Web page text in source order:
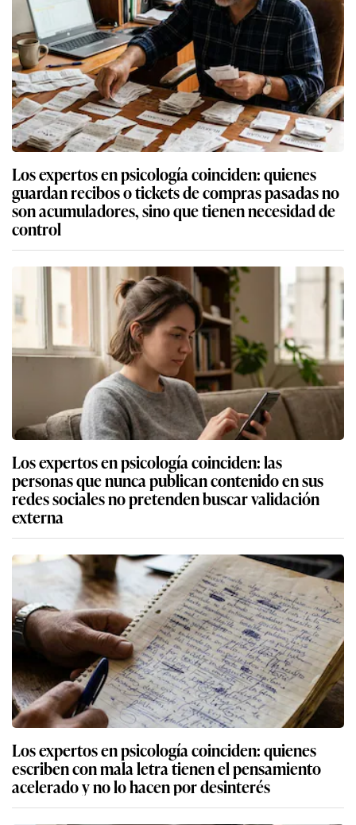
Los expertos en psicología coinciden: quienes
guardan recibos o tickets de compras pasadas no
son acumuladores, sino que tienen necesidad de
control
Los expertos en psicología coinciden: las
personas que nunca publican contenido en sus
redes sociales no pretenden buscar validación
externa
Los expertos en psicología coinciden: quienes
escriben con mala letra tienen el pensamiento
acelerado y no lo hacen por desinterés